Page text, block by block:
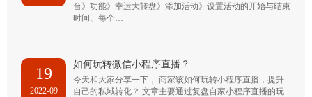
台》功能》幸运大转盘》添加活动》设置活动的开始与结束
时间、每个…
19
2022-09
如何玩转微信小程序直播？
今天和大家分享一下， 商家该如何玩转小程序直播，提升
自己的私域转化？ 文章主要通过复盘自家小程序直播的玩